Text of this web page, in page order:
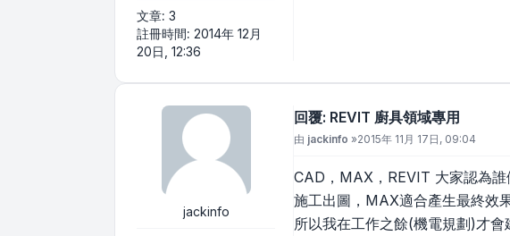
文章: 3
註冊時間: 2014年 12月
20日, 12:36
jackinfo
回覆: REVIT 廚具領域專用
文章
由 jackinfo »2015年 11月 17日, 09:04
CAD，MAX，REVIT 大家認為
施工出圖，MAX適合產生最終效
所以我在工作之餘(機電規劃)才